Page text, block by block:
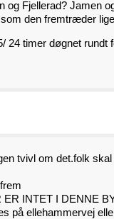
og Fjellerad? Jamen
den fremtræder
24 timer døgnet rundt
tvivl om det.folk
INTET I DENNE
på ellehammervej